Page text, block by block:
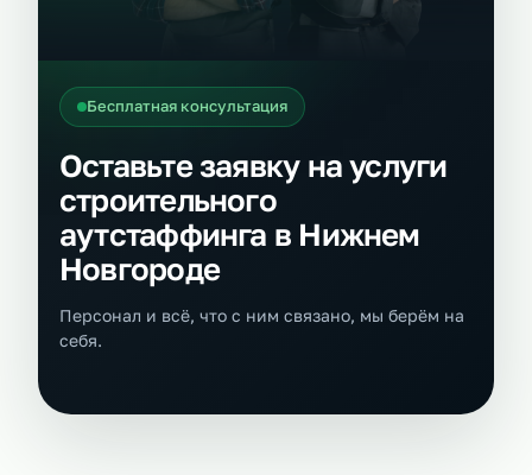
Бесплатная консультация
Оставьте заявку на услуги
строительного
аутстаффинга в Нижнем
Новгороде
Персонал и всё, что с ним связано, мы берём на
себя.